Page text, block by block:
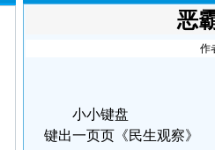
恶
作
小小键盘
键出一页页《民生观察》